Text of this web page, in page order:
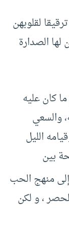
لقلوبهن
الصدارة
كان عليه
والسعي
الليل
بين
إلى منهج الحب
، و لكن